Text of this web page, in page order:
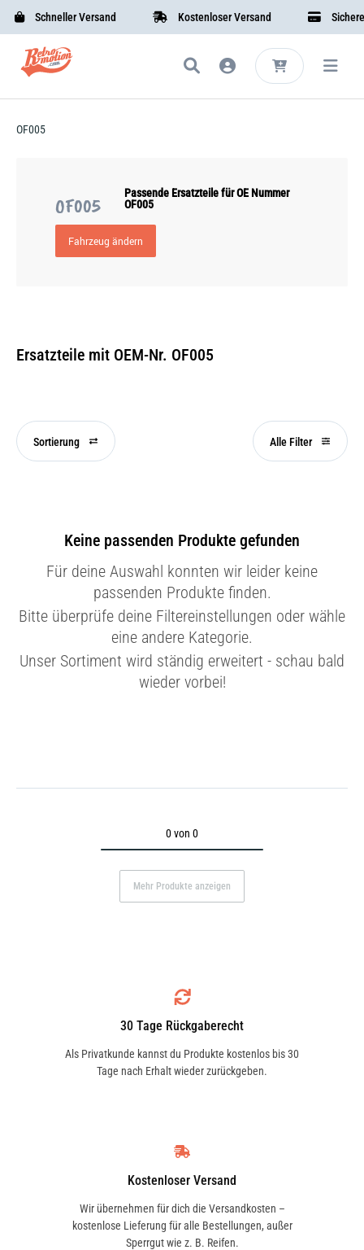
Schneller Versand Kostenloser Versand Sichere
OF005
OF005
Passende Ersatzteile für OE Nummer
OF005
Fahrzeug ändern
Ersatzteile mit OEM-Nr. OF005
Sortierung Alle Filter
Keine passenden Produkte gefunden
Für deine Auswahl konnten wir leider keine
passenden Produkte finden.
Bitte überprüfe deine Filtereinstellungen oder wähle
eine andere Kategorie.
Unser Sortiment wird ständig erweitert - schau bald
wieder vorbei!
0 von 0
Mehr Produkte anzeigen
30 Tage Rückgaberecht
Als Privatkunde kannst du Produkte kostenlos bis 30
Tage nach Erhalt wieder zurückgeben.
Kostenloser Versand
Wir übernehmen für dich die Versandkosten –
kostenlose Lieferung für alle Bestellungen, außer
Sperrgut wie z. B. Reifen.